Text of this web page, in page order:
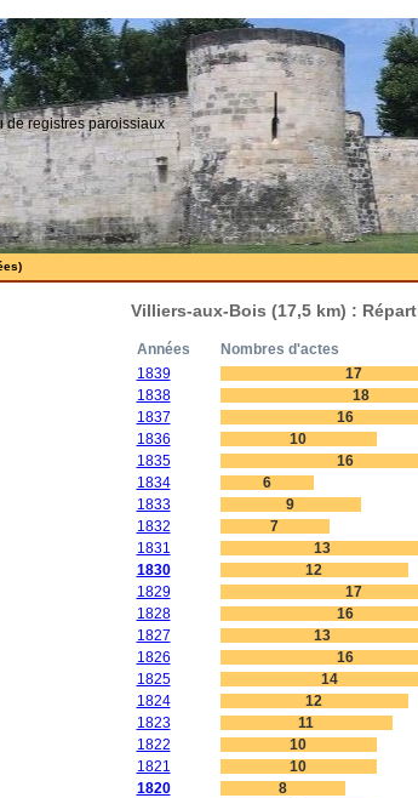
de registres paroissiaux
Villiers-aux-Bois (17,5 km) :
Années
Nombres d'actes
1839
17
1838
18
1837
16
1836
10
1835
16
1834
6
1833
9
1832
7
1831
13
1830
12
1829
17
1828
16
1827
13
1826
16
1825
14
1824
12
1823
11
1822
10
1821
10
1820
8